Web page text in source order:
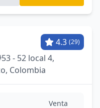
4.3 (29)
- 52 local 4,
Colombia
Venta